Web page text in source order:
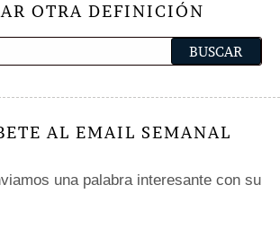
OTRA DEFINICIÓN
AL EMAIL SEMANAL
una palabra interesante con su